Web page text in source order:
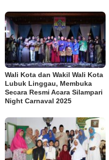
Wali Kota dan Wakil Wali Kota
Lubuk Linggau, Membuka
Secara Resmi Acara Silampari
Night Carnaval 2025